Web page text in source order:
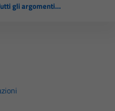
gli argomenti...